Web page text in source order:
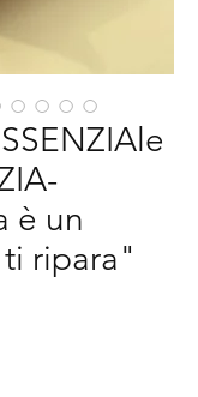
è un
ripara"